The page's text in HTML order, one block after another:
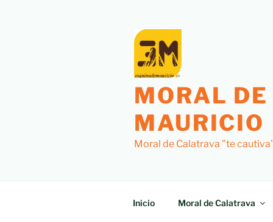
MORAL
MAURICIO
Moral de Calatrava "te
Inicio Moral de Calatrava